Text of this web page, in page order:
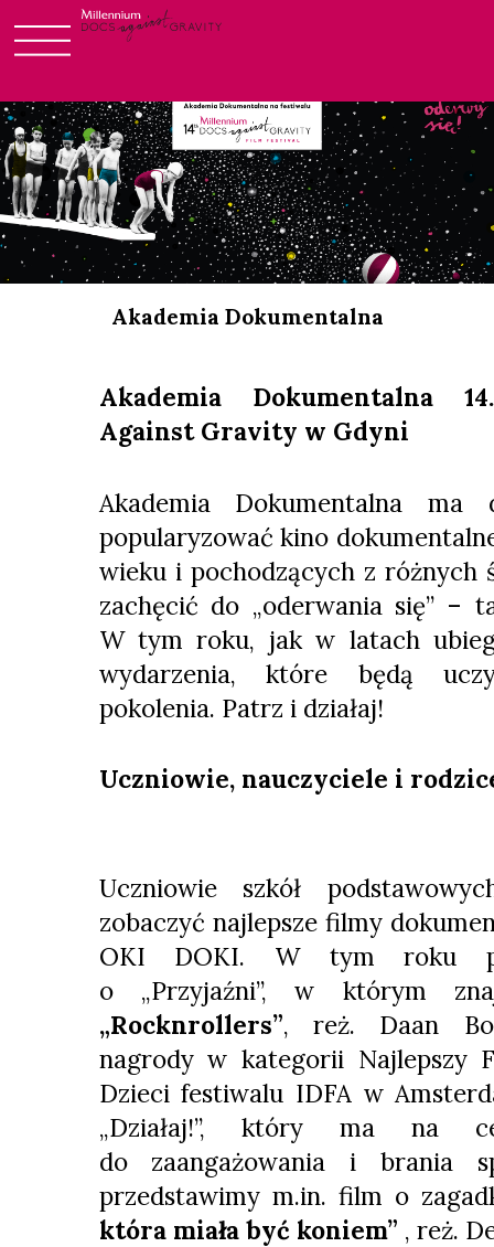
to
content
Login
Akademia Dokumentalna
Akademia Dokumentalna
Against Gravity w Gdyni
Akademia Dokumentalna ma
popularyzować kino
wieku i pochodzących z różnych
zachęcić do „oderwania się” –
W tym roku, jak w latach
wydarzenia, które będą
pokolenia. Patrz i działaj!
Uczniowie, nauczyciele i
Uczniowie szkół
zobaczyć najlepsze filmy
OKI DOKI. W tym roku
o „Przyjaźni”, w którym
„Rocknrollers”, reż. Daan
nagrody w kategorii Najlepszy
Dzieci festiwalu IDFA w
„Działaj!”, który ma na
do zaangażowania i brania
przedstawimy m.in. film o
która miała być koniem” , reż.